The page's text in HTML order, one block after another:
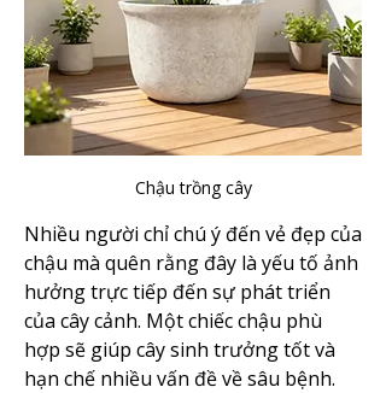
Chậu trồng cây
Nhiều người chỉ chú ý đến vẻ đẹp của
chậu mà quên rằng đây là yếu tố ảnh
hưởng trực tiếp đến sự phát triển
của cây cảnh. Một chiếc chậu phù
hợp sẽ giúp cây sinh trưởng tốt và
hạn chế nhiều vấn đề về sâu bệnh.